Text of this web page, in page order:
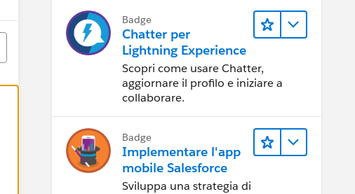
affidabili da CRM, Agentforce ed
esperti di dati.
Badge
Chatter per
Lightning Experience
Scopri come usare Chatter,
aggiornare il profilo e iniziare a
collaborare.
Badge
Implementare l'app
mobile Salesforce
Sviluppa una strategia di